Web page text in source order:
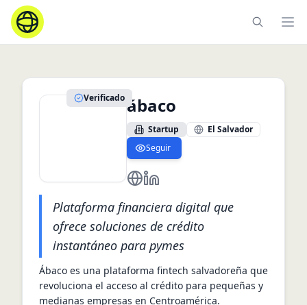
Verificado ábaco
Startup
El Salvador
Seguir
https://abacocapital.co/
https://www.linkedin.com/
Plataforma financiera digital que
ofrece soluciones de crédito
instantáneo para pymes
Ábaco es una plataforma fintech salvadoreña que
revoluciona el acceso al crédito para pequeñas y
medianas empresas en Centroamérica.